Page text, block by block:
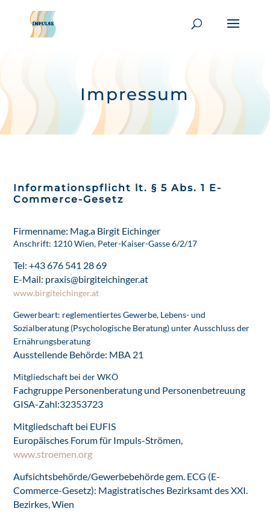
Impressum
Informationspflicht lt. § 5 Abs. 1 E-
Commerce-Gesetz
Firmenname: Mag.a Birgit Eichinger
Anschrift: 1210 Wien, Peter-Kaiser-Gasse 6/2/17
Tel: +43 676 541 28 69
E-Mail: praxis@birgiteichinger.at
www.birgiteichinger.at
Gewerbeart: reglementiertes Gewerbe, Lebens- und
Sozialberatung (Psychologische Beratung) unter Ausschluss der
Ernährungsberatung
Ausstellende Behörde: MBA 21
Mitgliedschaft bei der WKÖ
Fachgruppe Personenberatung und Personenbetreuung
GISA-Zahl:32353723
Mitgliedschaft bei EUFIS
Europäisches Forum für Impuls-Strömen,
www.stroemen.org
Aufsichtsbehörde/Gewerbebehördegem. ECG (E-
Commerce-Gesetz): Magistratisches Bezirksamt des XXI.
Bezirkes, Wien